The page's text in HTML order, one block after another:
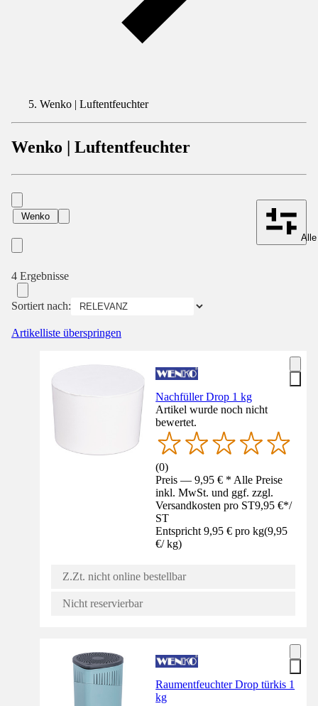
Wenko | Luftentfeuchter
Wenko | Luftentfeuchter
Wenko
4 Ergebnisse
Sortiert nach:
Artikelliste überspringen
Nachfüller Drop 1 kg
Artikel wurde noch nicht
bewertet.
(0)
Preis — 9,95 € * Alle Preise
inkl. MwSt. und ggf. zzgl.
Versandkosten pro ST9,95 €*/
ST
Entspricht 9,95 € pro kg(9,95
€/ kg)
Z.Zt. nicht online bestellbar
Nicht reservierbar
Raumentfeuchter Drop türkis 1
kg